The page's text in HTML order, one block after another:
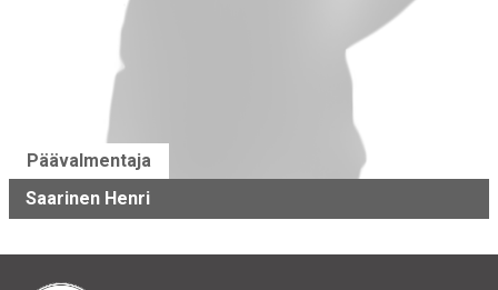
Päävalmentaja
Saarinen Henri